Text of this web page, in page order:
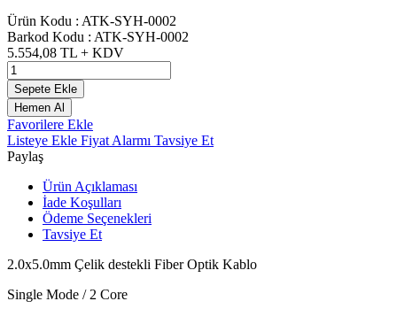
Ürün Kodu : ATK-SYH-0002
Barkod Kodu : ATK-SYH-0002
5.554,08 TL + KDV
Sepete Ekle
Hemen Al
Favorilere Ekle
Listeye Ekle Fiyat Alarmı Tavsiye Et
Paylaş
Ürün Açıklaması
İade Koşulları
Ödeme Seçenekleri
Tavsiye Et
2.0x5.0mm Çelik destekli Fiber Optik Kablo
Single Mode / 2 Core